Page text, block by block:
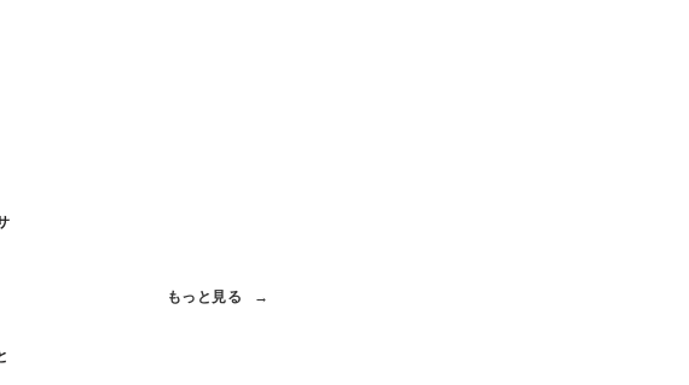
もっと見る